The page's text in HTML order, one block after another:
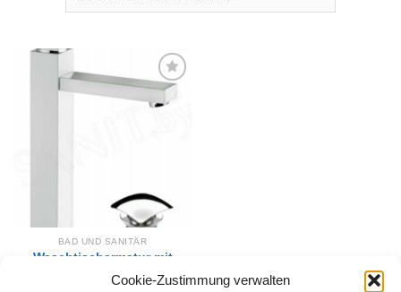
Cookie-Zustimmung verwalten
Zur
Wunschliste
BAD UND SANITÄR
Waschtischarmatur mit
erhöhtem Körper Anemon
Chrom/ Weiß